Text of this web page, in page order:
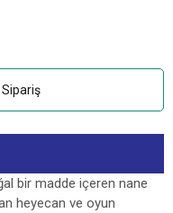
bir madde içeren nane
heyecan ve oyun